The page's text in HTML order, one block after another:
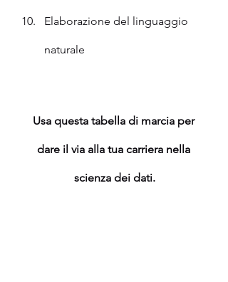
Elaborazione del linguaggio
naturale
Usa questa tabella di marcia per
dare il via alla tua carriera nella
scienza dei dati.